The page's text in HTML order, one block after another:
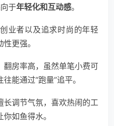
于年轻化和互动感。
业者以及追求时尚的年轻
更强。
翻房率高，虽然单笔小费可
能通过“跑量”追平。
长调节气氛，喜欢热闹的工
如鱼得水。